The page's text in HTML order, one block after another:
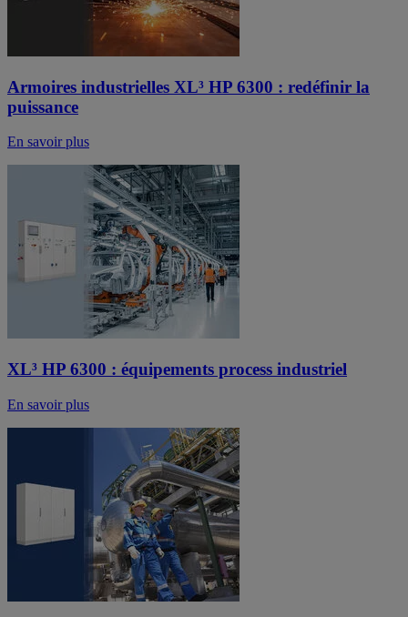
Armoires industrielles XL³ HP 6300 : redéfinir la
puissance
En savoir plus
XL³ HP 6300 : équipements process industriel
En savoir plus